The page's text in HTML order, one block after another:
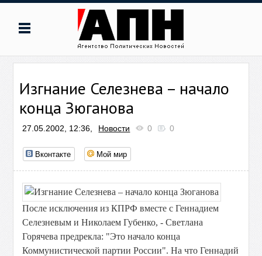
Изгнание Селезнева – начало
конца Зюганова
27.05.2002, 12:36, Новости 0 0
Вконтакте Мой мир
После исключения из КПРФ вместе с Геннадием
Селезневым и Николаем Губенко, - Светлана
Горячева предрекла: "Это начало конца
Коммунистической партии России". На что Геннадий